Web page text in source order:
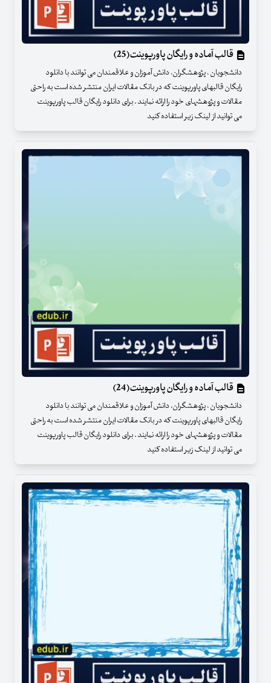
قالب آماده و رایگان پاورپوینت(25)
دانشجویان ، پژوهشگران، دانش آموزان و علاقمندان می توانند با دانلود
رایگان قالبهای پاورپوینت که در بانک مقالات ایران منتشر شده است به راحتی
مقالات و پژوهشهای خود را ارائه نمایند . برای دانلود رایگان قالب پاورپوینت
می توانید از لینک زیر استفاده کنید
قالب آماده و رایگان پاورپوینت(24)
دانشجویان ، پژوهشگران، دانش آموزان و علاقمندان می توانند با دانلود
رایگان قالبهای پاورپوینت که در بانک مقالات ایران منتشر شده است به راحتی
مقالات و پژوهشهای خود را ارائه نمایند . برای دانلود رایگان قالب پاورپوینت
می توانید از لینک زیر استفاده کنید